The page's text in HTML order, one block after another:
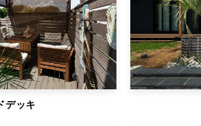
デッキ